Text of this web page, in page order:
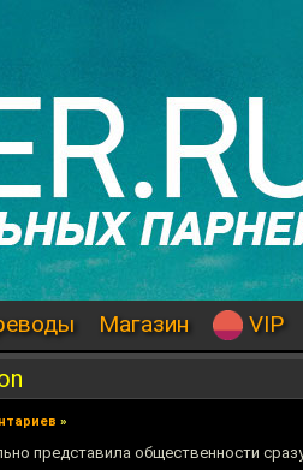
Магазин VIP
»
представила общественности